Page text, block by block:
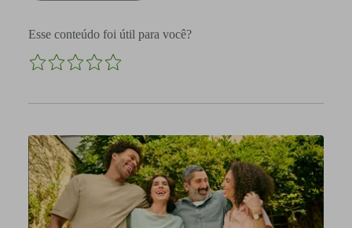
Esse conteúdo foi útil para você?